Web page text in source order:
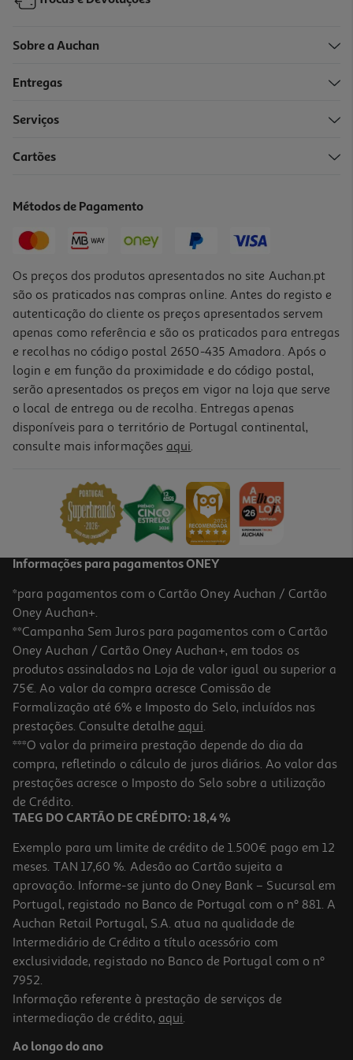
-10%
Price reduced from
6,00 €to
Promoção
-10%
Stick Styling Luna Stray Tamer 20g
Price reduced from
14,40 €
-10%
Condicionador Luna Volume 300ml
14.4 €/un
Price reduced from
16,00 €to
14,40 €
Promoção
Creme Modelador Lola Plot Twist Guava 480g
15.19 €/un
Sobre a Auchan
Entregas
Serviços
Cartões
Métodos de Pagamento
Os preços dos produtos apresentados no site Auchan.pt
são os praticados nas compras online. Antes do registo e
autenticação do cliente os preços apresentados servem
apenas como referência e são os praticados para entregas
e recolhas no código postal 2650-435 Amadora. Após o
login e em função da proximidade e do código postal,
serão apresentados os preços em vigor na loja que serve
o local de entrega ou de recolha. Entregas apenas
disponíveis para o território de Portugal continental,
consulte mais informações aqui.
Informações para pagamentos ONEY
*para pagamentos com o Cartão Oney Auchan / Cartão
Oney Auchan+.
**Campanha Sem Juros para pagamentos com o Cartão
Oney Auchan / Cartão Oney Auchan+, em todos os
produtos assinalados na Loja de valor igual ou superior a
75€. Ao valor da compra acresce Comissão de
Formalização até 6% e Imposto do Selo, incluídos nas
prestações. Consulte detalhe aqui.
***O valor da primeira prestação depende do dia da
compra, refletindo o cálculo de juros diários. Ao valor das
prestações acresce o Imposto do Selo sobre a utilização
de Crédito.
TAEG DO CARTÃO DE CRÉDITO: 18,4 %
Exemplo para um limite de crédito de 1.500€ pago em 12
meses. TAN 17,60 %. Adesão ao Cartão sujeita a
aprovação. Informe-se junto do Oney Bank – Sucursal em
Portugal, registado no Banco de Portugal com o nº 881. A
Auchan Retail Portugal, S.A. atua na qualidade de
Intermediário de Crédito a título acessório com
exclusividade, registado no Banco de Portugal com o nº
7952.
Informação referente à prestação de serviços de
intermediação de crédito, aqui.
Ao longo do ano